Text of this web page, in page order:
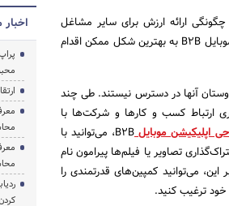
ارائه ارزش برای سایر مشاغل
می‌باشد. با تحقیق قوی و برنامه‌ریزی مناسب‌، می‌توان نسبت به ساخت اپلیکیشن موبایل B2B به بهترین شکل ممکن اقدام
دوستان آنها در دسترس نیستند. طی چند
ارتباط کسب و کارها و شرکت‌ها با
اپلیکیشن موبایل
B2B‌، می‌توانید با
تصاویر یا فیلم‌ها پیرامون نام
می‌توانید کمپین‌های قدرتمندی را
ترغیب کنید.
اخبار